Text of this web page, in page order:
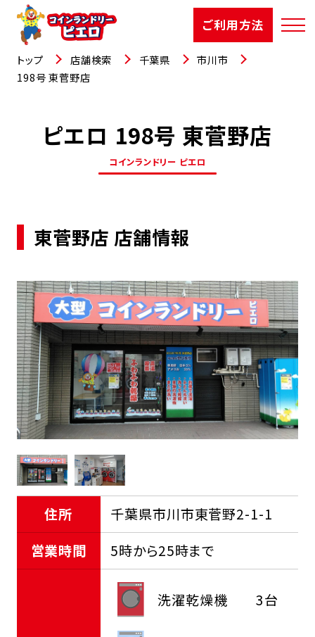
ご利用方法
店舗検索
選ばれる理由
お知らせ
お役立コラム
よくあるご質問
FCオーナー募集中
トップ 店舗検索 千葉県
市川市
198号 東菅野店
ピエロ 198号 東菅野店
コインランドリー ピエロ
東菅野店 店舗情報
住所
千葉県市川市東菅野2-1-1
営業時間
5時から25時まで
洗濯乾燥機 3台